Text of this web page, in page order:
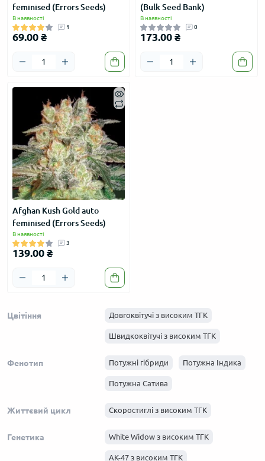
feminised (Errors Seeds)
В наявності
1
69.00 ₴
(Bulk Seed Bank)
В наявності
0
173.00 ₴
Afghan Kush Gold auto
feminised (Errors Seeds)
В наявності
3
139.00 ₴
Цвітіння Довгоквітучі з високим ТГК
Швидкоквітучі з високим ТГК
Фенотип Потужні гібриди Потужна Індика
Потужна Сатива
Життєвий цикл Скоростиглі з високим ТГК
Генетика White Widow з високим ТГК
АК-47 з високим ТГК